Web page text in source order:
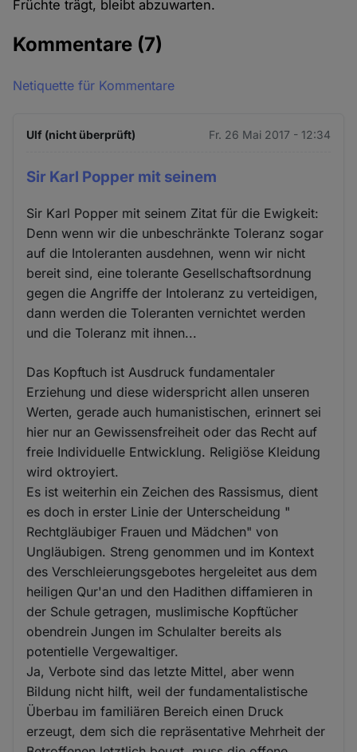
Früchte trägt, bleibt abzuwarten.
Kommentare (7)
Netiquette für Kommentare
Ulf (nicht überprüft) Fr. 26 Mai 2017 - 12:34
Sir Karl Popper mit seinem
Sir Karl Popper mit seinem Zitat für die Ewigkeit:
Denn wenn wir die unbeschränkte Toleranz sogar
auf die Intoleranten ausdehnen, wenn wir nicht
bereit sind, eine tolerante Gesellschaftsordnung
gegen die Angriffe der Intoleranz zu verteidigen,
dann werden die Toleranten vernichtet werden
und die Toleranz mit ihnen...
Das Kopftuch ist Ausdruck fundamentaler
Erziehung und diese widerspricht allen unseren
Werten, gerade auch humanistischen, erinnert sei
hier nur an Gewissensfreiheit oder das Recht auf
freie Individuelle Entwicklung. Religiöse Kleidung
wird oktroyiert.
Es ist weiterhin ein Zeichen des Rassismus, dient
es doch in erster Linie der Unterscheidung "
Rechtgläubiger Frauen und Mädchen" von
Ungläubigen. Streng genommen und im Kontext
des Verschleierungsgebotes hergeleitet aus dem
heiligen Qur'an und den Hadithen diffamieren in
der Schule getragen, muslimische Kopftücher
obendrein Jungen im Schulalter bereits als
potentielle Vergewaltiger.
Ja, Verbote sind das letzte Mittel, aber wenn
Bildung nicht hilft, weil der fundamentalistische
Überbau im familiären Bereich einen Druck
erzeugt, dem sich die repräsentative Mehrheit der